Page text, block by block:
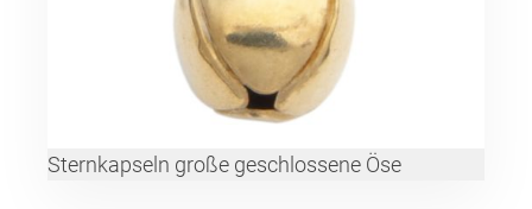
Sternkapseln große geschlossene Öse